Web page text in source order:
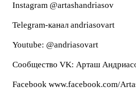
Instagram @artashandriasov
Telegram-канал andriasovart
Youtube: @andriasovart
Сообщество VK: Арташ
Facebook www.facebook.com/